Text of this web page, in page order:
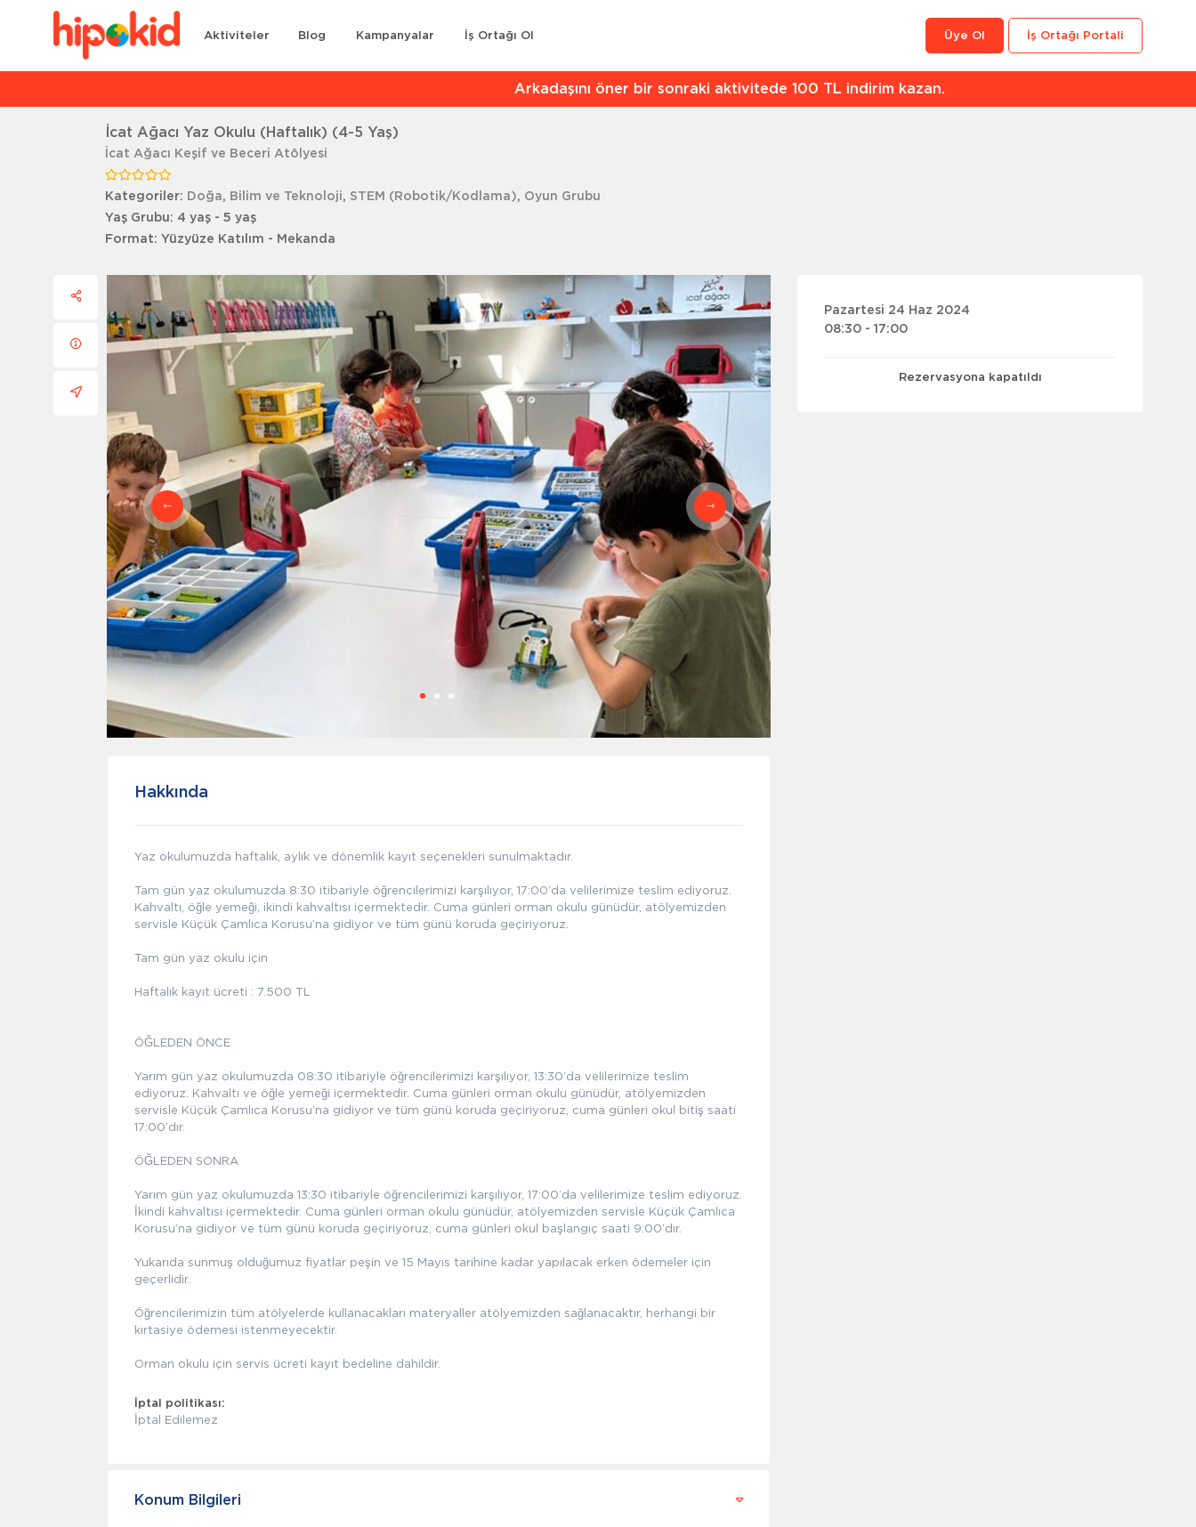
Aktiviteler Blog Kampanyalar İş Ortağı Ol İş Ortağı Portali
Üye Ol
Arkadaşını öner bir sonraki aktivitede 100 TL indirim kazan.
İcat Ağacı Yaz Okulu (Haftalık) (4-5 Yaş)
İcat Ağacı Keşif ve Beceri Atölyesi
Kategoriler: Doğa, Bilim ve Teknoloji, STEM (Robotik/Kodlama), Oyun Grubu
Yaş Grubu: 4 yaş - 5 yaş
Format: Yüzyüze Katılım - Mekanda
Hakkında
Yaz okulumuzda haftalık, aylık ve dönemlik kayıt seçenekleri sunulmaktadır.
Tam gün yaz okulumuzda 8:30 itibariyle öğrencilerimizi karşılıyor, 17:00’da velilerimize teslim ediyoruz.
Kahvaltı, öğle yemeği, ikindi kahvaltısı içermektedir. Cuma günleri orman okulu günüdür, atölyemizden
servisle Küçük Çamlıca Korusu’na gidiyor ve tüm günü koruda geçiriyoruz.
Tam gün yaz okulu için
Haftalık kayıt ücreti : 7.500 TL
ÖĞLEDEN ÖNCE
Yarım gün yaz okulumuzda 08:30 itibariyle öğrencilerimizi karşılıyor, 13:30’da velilerimize teslim
ediyoruz. Kahvaltı ve öğle yemeği içermektedir. Cuma günleri orman okulu günüdür, atölyemizden
servisle Küçük Çamlıca Korusu’na gidiyor ve tüm günü koruda geçiriyoruz, cuma günleri okul bitiş saati
17:00’dır.
ÖĞLEDEN SONRA
Yarım gün yaz okulumuzda 13:30 itibariyle öğrencilerimizi karşılıyor, 17:00’da velilerimize teslim ediyoruz.
İkindi kahvaltısı içermektedir. Cuma günleri orman okulu günüdür, atölyemizden servisle Küçük Çamlıca
Korusu’na gidiyor ve tüm günü koruda geçiriyoruz, cuma günleri okul başlangıç saati 9:00’dır.
Yukarıda sunmuş olduğumuz fiyatlar peşin ve 15 Mayıs tarihine kadar yapılacak erken ödemeler için
geçerlidir.
Öğrencilerimizin tüm atölyelerde kullanacakları materyaller atölyemizden sağlanacaktır, herhangi bir
kırtasiye ödemesi istenmeyecektir.
Orman okulu için servis ücreti kayıt bedeline dahildir.
İptal politikası:
İptal Edilemez
Konum Bilgileri
Pazartesi 24 Haz 2024
08:30 - 17:00
Rezervasyona kapatıldı